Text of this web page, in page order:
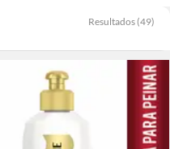
Resultados (49)